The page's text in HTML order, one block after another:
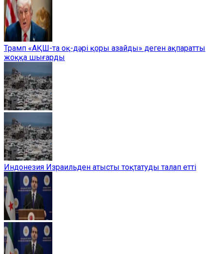
Трамп «АҚШ-та оқ-дәрі қоры азайды» деген ақпаратты
жоққа шығарды
Индонезия Израильден атысты тоқтатуды талап етті